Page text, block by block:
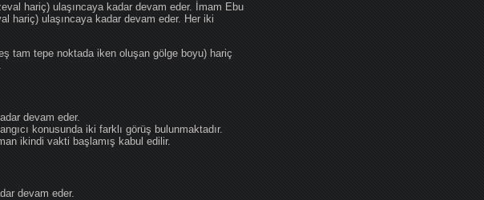
hariç) ulaşıncaya kadar devam eder. İmam Ebu
hariç) ulaşıncaya kadar devam eder. Her iki
tam tepe noktada iken oluşan gölge boyu) hariç
devam eder.
konusunda iki farklı görüş bulunmaktadır.
ikindi vakti başlamış kabul edilir.
devam eder.